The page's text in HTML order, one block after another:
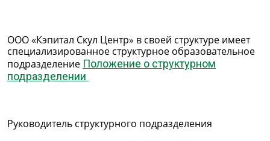
ООО «Кэпитал Скул Центр» в своей структуре имеет
специализированное структурное образовательное
подразделение Положение о структурном
подразделении
Руководитель структурного подразделения